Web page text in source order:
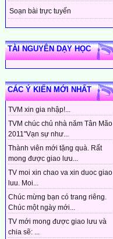
Soạn bài trực tuyến
TÀI NGUYÊN DẠY HỌC
CÁC Ý KIẾN MỚI NHẤT
TVM xin gia nhập!...
TVM chúc chủ nhà năm Tân Mão
2011"Vạn sự như...
Thành viên mới tặng quà. Rất
mong được giao lưu...
TV moi xin chao va xin duoc giao
luu. Moi...
Chúc mừng bạn có trang riêng.
Chúc một ngày mới...
TV mới mong được giao lưu và
chia sẽ: ...